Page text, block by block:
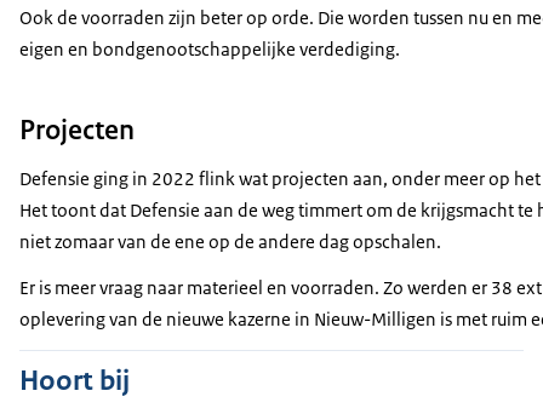
Ook de voorraden zijn beter op orde. Die worden tussen nu en
eigen en bondgenootschappelijke verdediging.
Projecten
Defensie ging in 2022 flink wat projecten aan, onder meer op
Het toont dat Defensie aan de weg timmert om de krijgsmacht
niet zomaar van de ene op de andere dag opschalen.
Er is meer vraag naar materieel en voorraden. Zo werden er 38
oplevering van de nieuwe kazerne in Nieuw-Milligen is met ruim
Hoort bij